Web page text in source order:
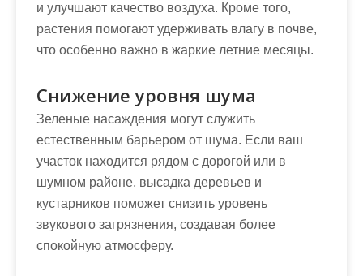
и улучшают качество воздуха. Кроме того,
растения помогают удерживать влагу в почве,
что особенно важно в жаркие летние месяцы.
Снижение уровня шума
Зеленые насаждения могут служить
естественным барьером от шума. Если ваш
участок находится рядом с дорогой или в
шумном районе, высадка деревьев и
кустарников поможет снизить уровень
звукового загрязнения, создавая более
спокойную атмосферу.